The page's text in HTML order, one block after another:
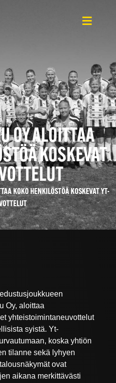
OY ALOITTAA
KOSKEVAT
KOKO HENKILÖSTÖÄ KOSKEVAT YT-
Oy, aloittaa
yhteistoimintaneuvottelut
syistä. Yt-
koska yhtiön
tilanne sekä lyhyen
ovat
aikana merkittävästi